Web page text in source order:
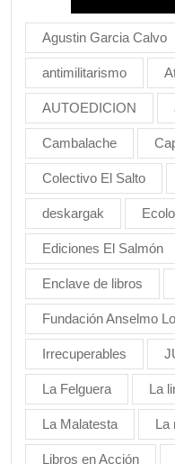
Agustin Garcia Calvo
antimilitarismo
AUTOEDICION
Cambalache
Colectivo El Salto
deskargak
Ediciones El Salmón
Enclave de libros
Fundación Anselmo
Irrecuperables
La Felguera La
La Malatesta La
Libros en Acción